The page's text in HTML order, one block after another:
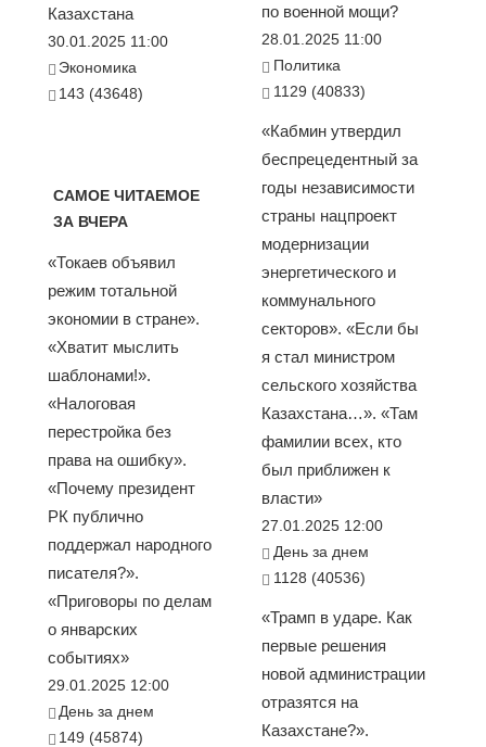
Казахстана
30.01.2025 11:00
Экономика
143 (43648)
САМОЕ ЧИТАЕМОЕ
ЗА ВЧЕРА
«Токаев объявил
режим тотальной
экономии в стране».
«Хватит мыслить
шаблонами!».
«Налоговая
перестройка без
права на ошибку».
«Почему президент
РК публично
поддержал народного
писателя?».
«Приговоры по делам
о январских
событиях»
29.01.2025 12:00
День за днем
149 (45874)
по военной мощи?
28.01.2025 11:00
Политика
1129 (40833)
«Кабмин утвердил
беспрецедентный за
годы независимости
страны нацпроект
модернизации
энергетического и
коммунального
секторов». «Если бы
я стал министром
сельского хозяйства
Казахстана…». «Там
фамилии всех, кто
был приближен к
власти»
27.01.2025 12:00
День за днем
1128 (40536)
«Трамп в ударе. Как
первые решения
новой администрации
отразятся на
Казахстане?».